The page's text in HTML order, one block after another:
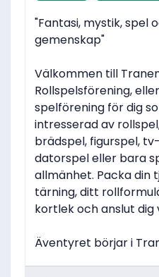
"Fantasi, mystik, spel
gemenskap"
Välkommen till
Rollspelsförening, eller
spelförening för dig
intresserad av
brädspel, figurspel,
datorspel eller bara
allmänhet. Packa din
tärning, ditt
kortlek och anslut dig
Äventyret börjar i